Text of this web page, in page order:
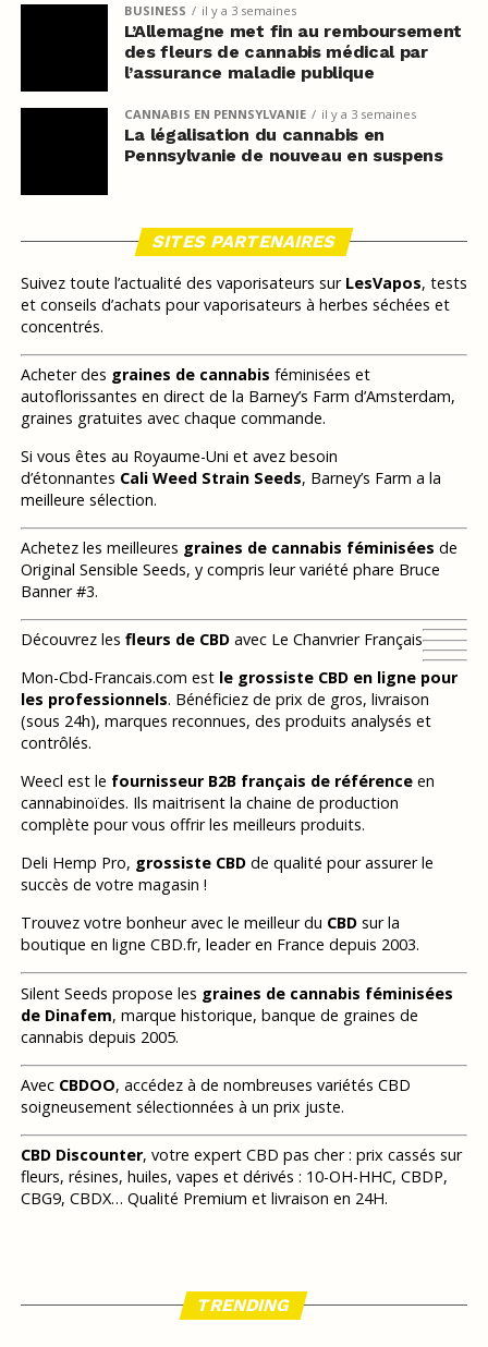
BUSINESS il y a 3 semaines
L’Allemagne met fin au remboursement
des fleurs de cannabis médical par
l’assurance maladie publique
CANNABIS EN PENNSYLVANIE il y a 3 semaines
La légalisation du cannabis en
Pennsylvanie de nouveau en suspens
SITES PARTENAIRES
Suivez toute l’actualité des vaporisateurs sur LesVapos, tests
et conseils d’achats pour vaporisateurs à herbes séchées et
concentrés.
Acheter des graines de cannabis féminisées et
autoflorissantes en direct de la Barney’s Farm d’Amsterdam,
graines gratuites avec chaque commande.
Si vous êtes au Royaume-Uni et avez besoin
d’étonnantes Cali Weed Strain Seeds, Barney’s Farm a la
meilleure sélection.
Achetez les meilleures graines de cannabis féminisées de
Original Sensible Seeds, y compris leur variété phare Bruce
Banner #3.
Découvrez les fleurs de CBDavec Le Chanvrier Français
Mon-Cbd-Francais.com est le grossiste CBD en ligne pour
les professionnels. Bénéficiez de prix de gros, livraison
(sous 24h), marques reconnues, des produits analysés et
contrôlés.
Weecl est le fournisseur B2B français de référenceen
cannabinoïdes. Ils maitrisent la chaine de production
complète pour vous offrir les meilleurs produits.
Deli Hemp Pro, grossiste CBDde qualité pour assurer le
succès de votre magasin !
Trouvez votre bonheur avec le meilleur du CBDsur la
boutique en ligne CBD.fr, leader en France depuis 2003.
Silent Seeds propose les graines de cannabis féminisées
de Dinafem, marque historique, banque de graines de
cannabis depuis 2005.
Avec CBDOO, accédez à de nombreuses variétés CBD
soigneusement sélectionnées à un prix juste.
CBD Discounter, votre expert CBD pas cher : prix cassés sur
fleurs, résines, huiles, vapes et dérivés : 10-OH-HHC, CBDP,
CBG9, CBDX… Qualité Premium et livraison en 24H.
TRENDING